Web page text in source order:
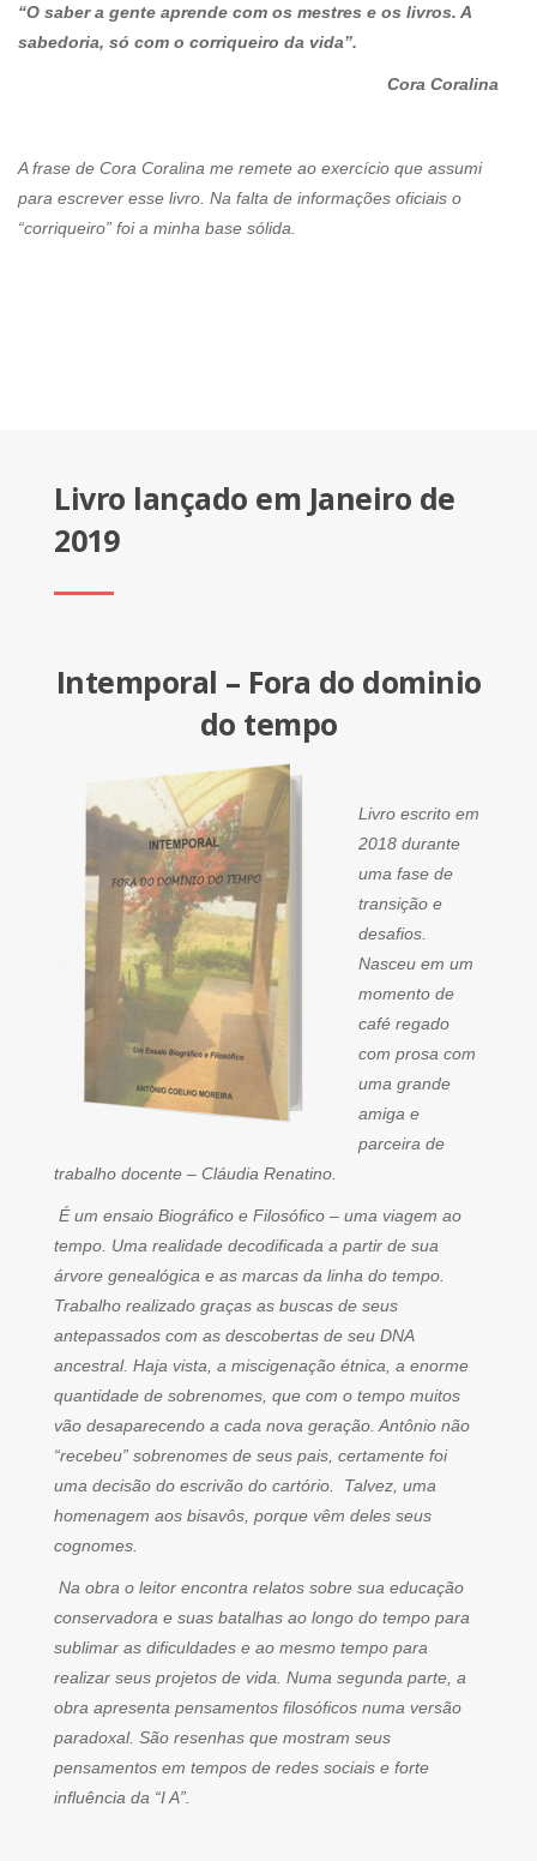
“O saber a gente aprende com os mestres e os livros. A
sabedoria, só com o corriqueiro da vida”.
Cora Coralina
A frase de Cora Coralina me remete ao exercício que assumi
para escrever esse livro. Na falta de informações oficiais o
“corriqueiro” foi a minha base sólida.
Livro lançado em Janeiro de
2019
Intemporal – Fora do dominio
do tempo
Livro escrito em
2018 durante
uma fase de
transição e
desafios.
Nasceu em um
momento de
café regado
com prosa com
uma grande
amiga e
parceira de
trabalho docente – Cláudia Renatino.
É um ensaio Biográfico e Filosófico – uma viagem ao
tempo. Uma realidade decodificada a partir de sua
árvore genealógica e as marcas da linha do tempo.
Trabalho realizado graças as buscas de seus
antepassados com as descobertas de seu DNA
ancestral. Haja vista, a miscigenação étnica, a enorme
quantidade de sobrenomes, que com o tempo muitos
vão desaparecendo a cada nova geração. Antônio não
“recebeu” sobrenomes de seus pais, certamente foi
uma decisão do escrivão do cartório. Talvez, uma
homenagem aos bisavôs, porque vêm deles seus
cognomes.
Na obra o leitor encontra relatos sobre sua educação
conservadora e suas batalhas ao longo do tempo para
sublimar as dificuldades e ao mesmo tempo para
realizar seus projetos de vida. Numa segunda parte, a
obra apresenta pensamentos filosóficos numa versão
paradoxal. São resenhas que mostram seus
pensamentos em tempos de redes sociais e forte
influência da “I A”.